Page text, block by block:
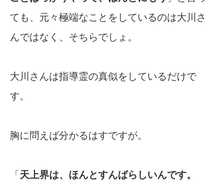
ても、元々極端なことをしているのは大川さ
んではなく、そちらでしょ。
大川さんは指導霊の真似をしているだけで
す。
胸に問えば分かるはすですが。
「 天上界は、ほんとすんばらしいんです。